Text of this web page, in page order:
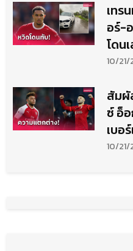
เทร
อร์-
โดน
เบี่ย
10/
สัมผั
ซ์ อ็
เบอ
ระห
10/